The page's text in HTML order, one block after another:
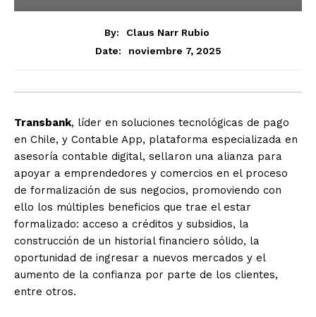
By:
Claus Narr Rubio
Date:
noviembre 7, 2025
Transbank, líder en soluciones tecnológicas de pago
en Chile, y Contable App, plataforma especializada en
asesoría contable digital, sellaron una alianza para
apoyar a emprendedores y comercios en el proceso
de formalización de sus negocios, promoviendo con
ello los múltiples beneficios que trae el estar
formalizado: acceso a créditos y subsidios, la
construcción de un historial financiero sólido, la
oportunidad de ingresar a nuevos mercados y el
aumento de la confianza por parte de los clientes,
entre otros.